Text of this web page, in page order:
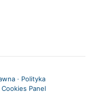
· Polityka
Cookies Panel